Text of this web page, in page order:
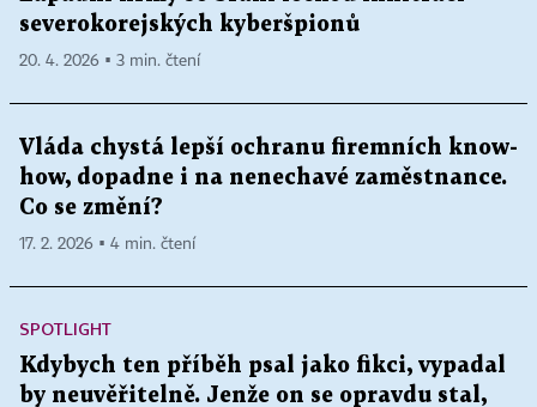
severokorejských kyberšpionů
20. 4. 2026 ▪ 3 min. čtení
Vláda chystá lepší ochranu firemních know-
how, dopadne i na nenechavé zaměstnance.
Co se změní?
17. 2. 2026 ▪ 4 min. čtení
SPOTLIGHT
Kdybych ten příběh psal jako fikci, vypadal
by neuvěřitelně. Jenže on se opravdu stal,